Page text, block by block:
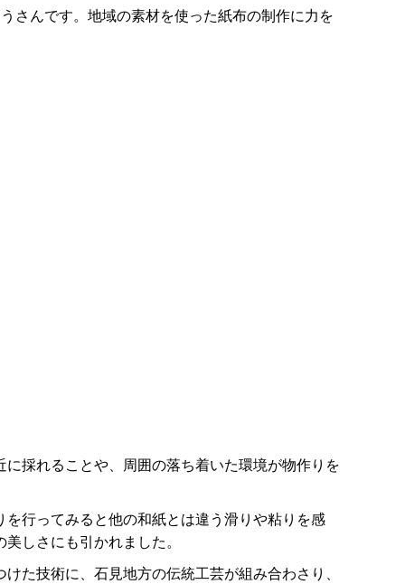
さんです。地域の素材を使った紙布の制作に力を
採れることや、周囲の落ち着いた環境が物作りを
行ってみると他の和紙とは違う滑りや粘りを感
しさにも引かれました。
た技術に、石見地方の伝統工芸が組み合わさり、